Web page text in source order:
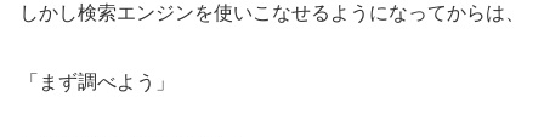
しかし検索エンジンを使いこなせるようになってからは、
「まず調べよう」